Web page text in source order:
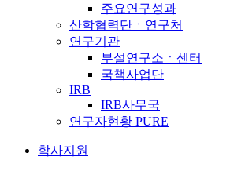
주요연구성과
산학협력단ㆍ연구처
연구기관
부설연구소ㆍ센터
국책사업단
IRB
IRB사무국
연구자현황 PURE
학사지원